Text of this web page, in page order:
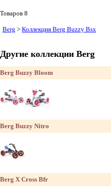
Товаров 8
Berg > Коллекция Berg Buzzy Bsx
Другие коллекции Berg
Berg Buzzy Bloom
Berg Buzzy Nitro
Berg X Cross Bfr